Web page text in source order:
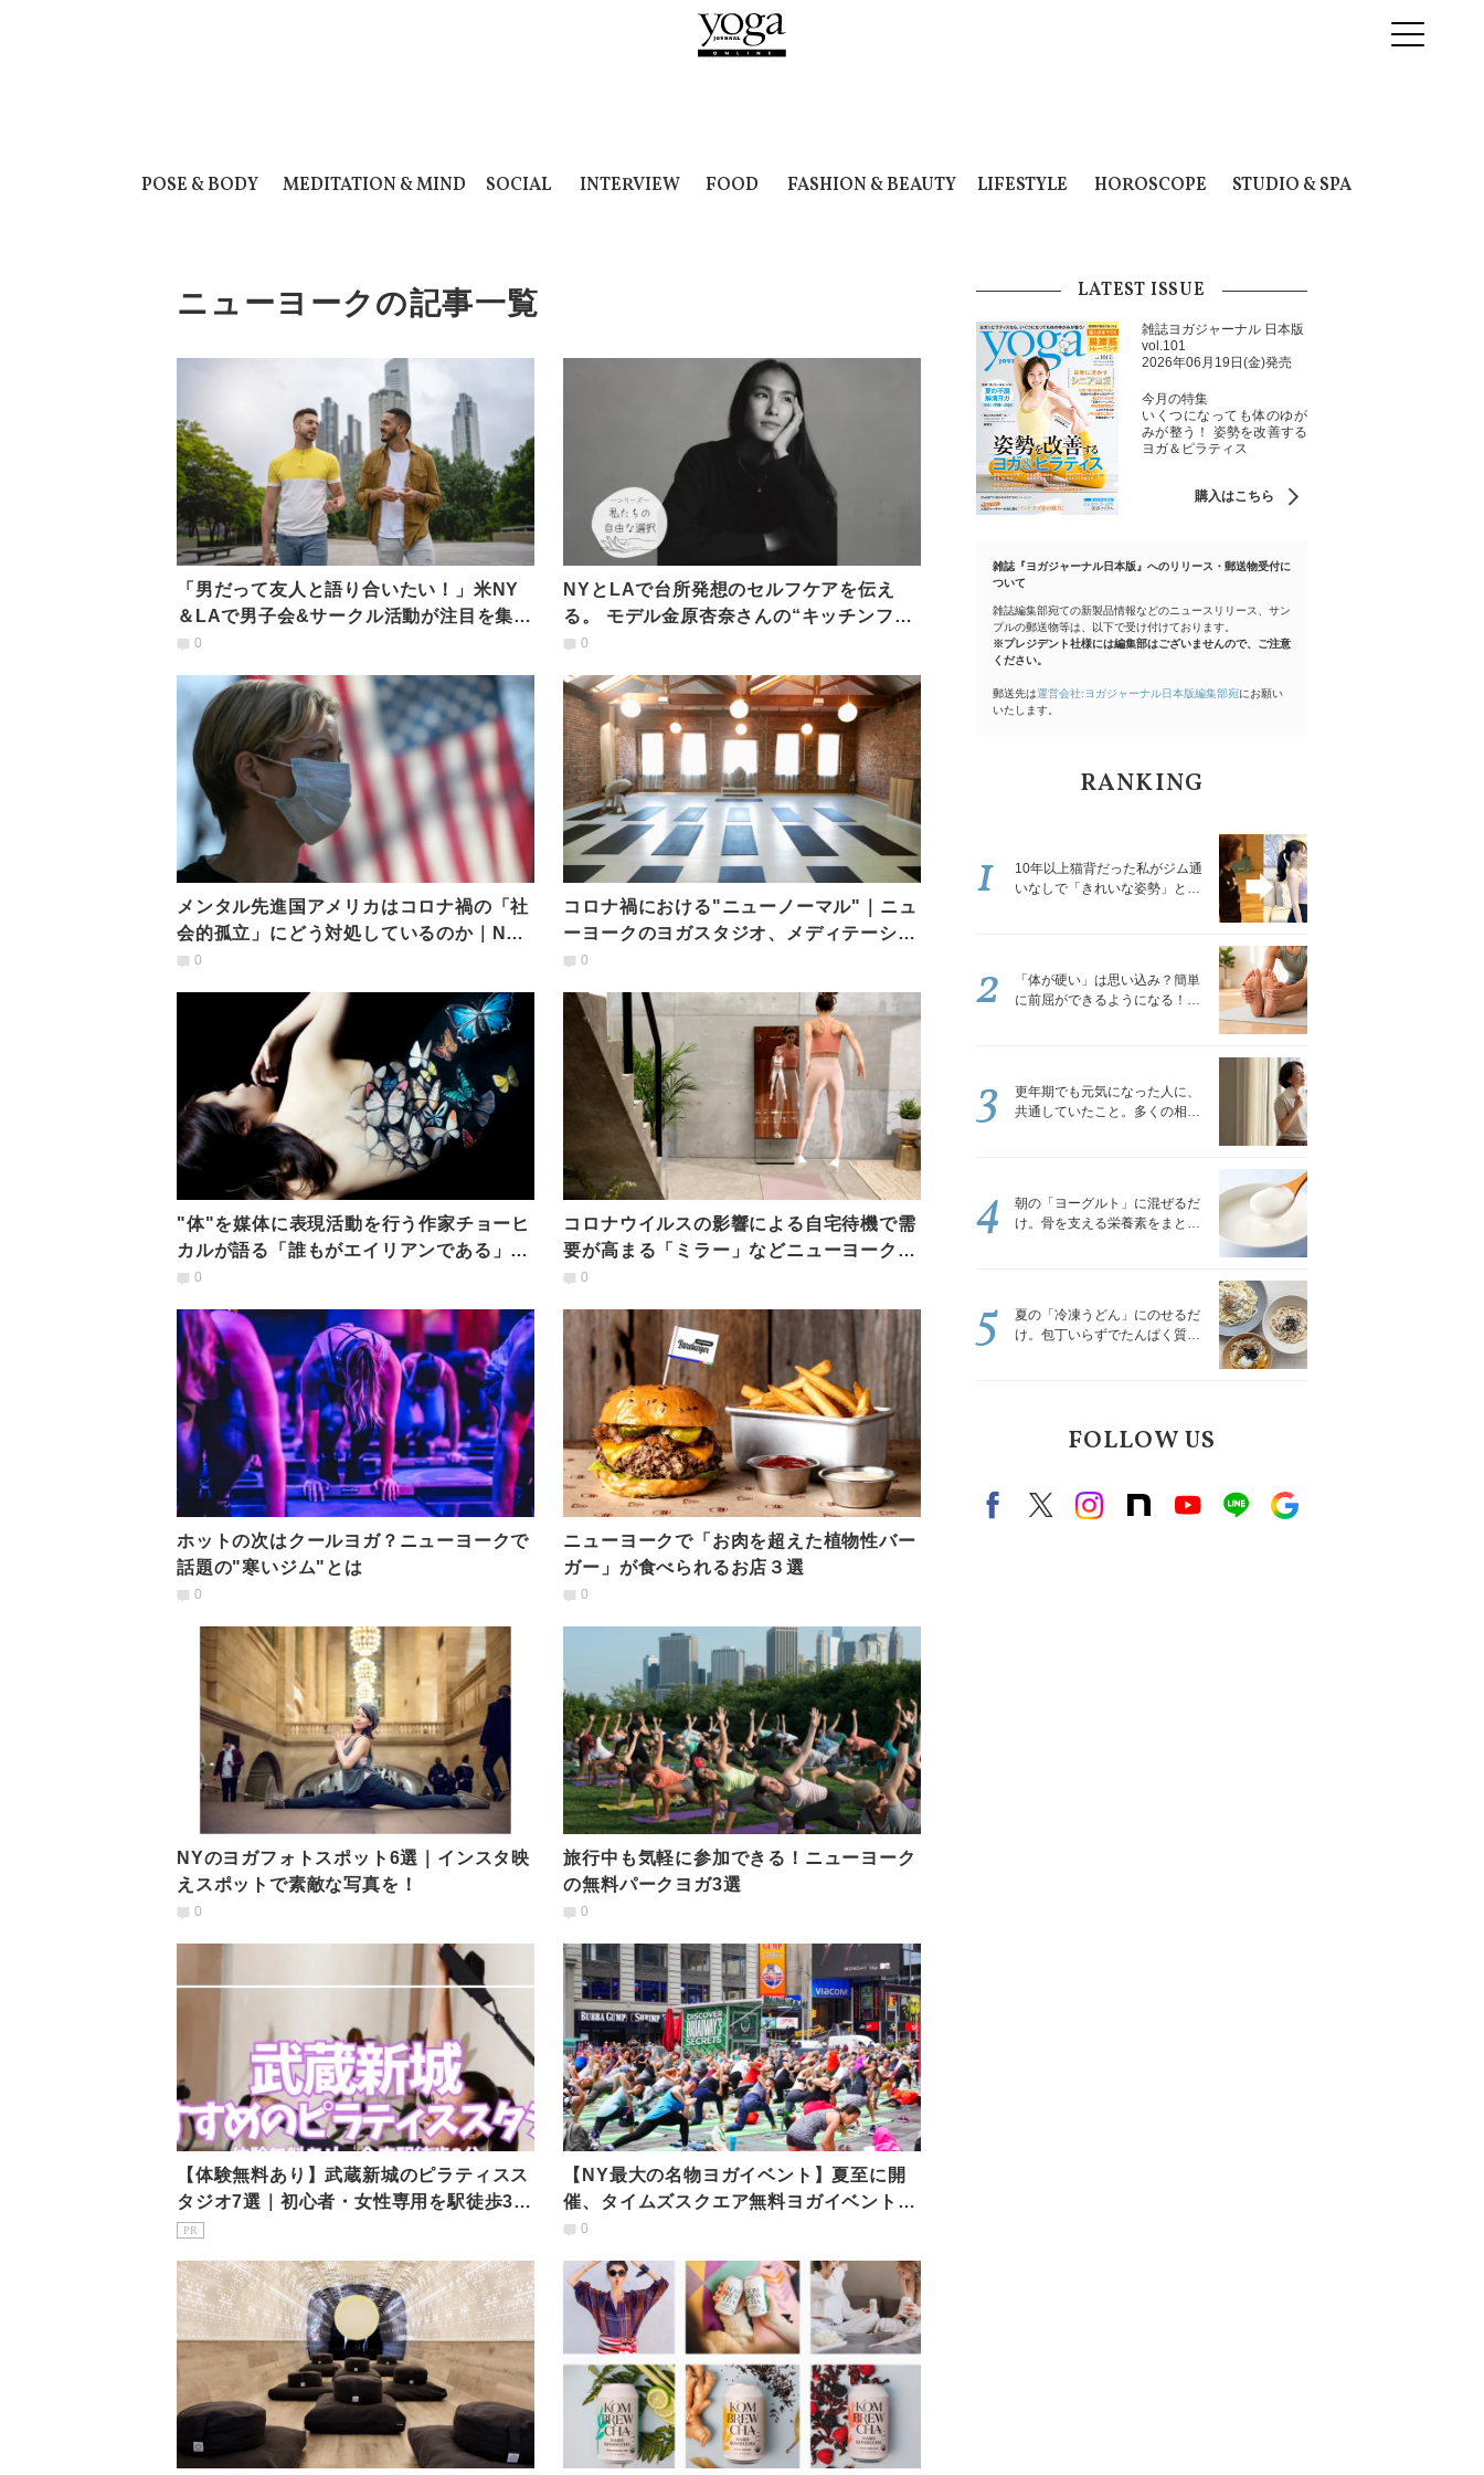
POSE & BODY MEDITATION & MIND SOCIAL INTERVIEW FOOD FASHION & BEAUTY LIFESTYLE HOROSCOPE STUDIO & SPA
ニューヨークの記事一覧
「男だって友人と語り合いたい！」米NY
＆LAで男子会&サークル活動が注目を集め
る背景
0
NYとLAで台所発想のセルフケアを伝え
る。 モデル金原杏奈さんの“キッチンファ
ーマシー”の考え方
0
メンタル先進国アメリカはコロナ禍の「社
会的孤立」にどう対処しているのか｜NY
メンタルケア事情
0
コロナ禍における"ニューノーマル"｜ニュ
ーヨークのヨガスタジオ、メディテーショ
ンスタジオは今
0
"体"を媒体に表現活動を行う作家チョーヒ
カルが語る「誰もがエイリアンである」と
いう言葉の真意
0
コロナウイルスの影響による自宅待機で需
要が高まる「ミラー」などニューヨーク屋
内エクササイズ事情
0
ホットの次はクールヨガ？ニューヨークで
話題の"寒いジム"とは
0
ニューヨークで「お肉を超えた植物性バー
ガー」が食べられるお店３選
0
NYのヨガフォトスポット6選｜インスタ映
えスポットで素敵な写真を！
0
旅行中も気軽に参加できる！ニューヨーク
の無料パークヨガ3選
0
【体験無料あり】武蔵新城のピラティスス
タジオ7選｜初心者・女性専用を駅徒歩3分
で比較
PR
【NY最大の名物ヨガイベント】夏至に開
催、タイムズスクエア無料ヨガイベントを
体験レポート！
0
LATEST ISSUE
雑誌ヨガジャーナル 日本版
vol.101
2026年06月19日(金)発売
今月の特集
いくつになっても体のゆが
みが整う！ 姿勢を改善する
ヨガ＆ピラティス
購入はこちら
雑誌『ヨガジャーナル日本版』へのリリース・郵送物受付に
ついて
雑誌編集部宛ての新製品情報などのニュースリリース、サン
プルの郵送物等は、以下で受け付けております。
※プレジデント社様には編集部はございませんので、ご注意
ください。
郵送先は運営会社:ヨガジャーナル日本版編集部宛にお願い
いたします。
RANKING
10年以上猫背だった私がジム通
いなしで「きれいな姿勢」と褒
1
「体が硬い」は思い込み？簡単
に前屈ができるようになる！腿
2
更年期でも元気になった人に、
共通していたこと。多くの相談
3
朝の「ヨーグルト」に混ぜるだ
け。骨を支える栄養素をまとめ
4
夏の「冷凍うどん」にのせるだ
け。包丁いらずでたんぱく質を
5
FOLLOW US
FacebookX（旧twitter）
instagram
note Youtubeline